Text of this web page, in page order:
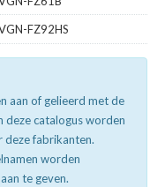
FZ92HS
aan of gelieerd met de
deze catalogus worden
fabrikanten.
worden
te geven.